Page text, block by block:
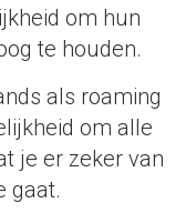
om hun
te houden.
als roaming
om alle
je er zeker van
gaat.